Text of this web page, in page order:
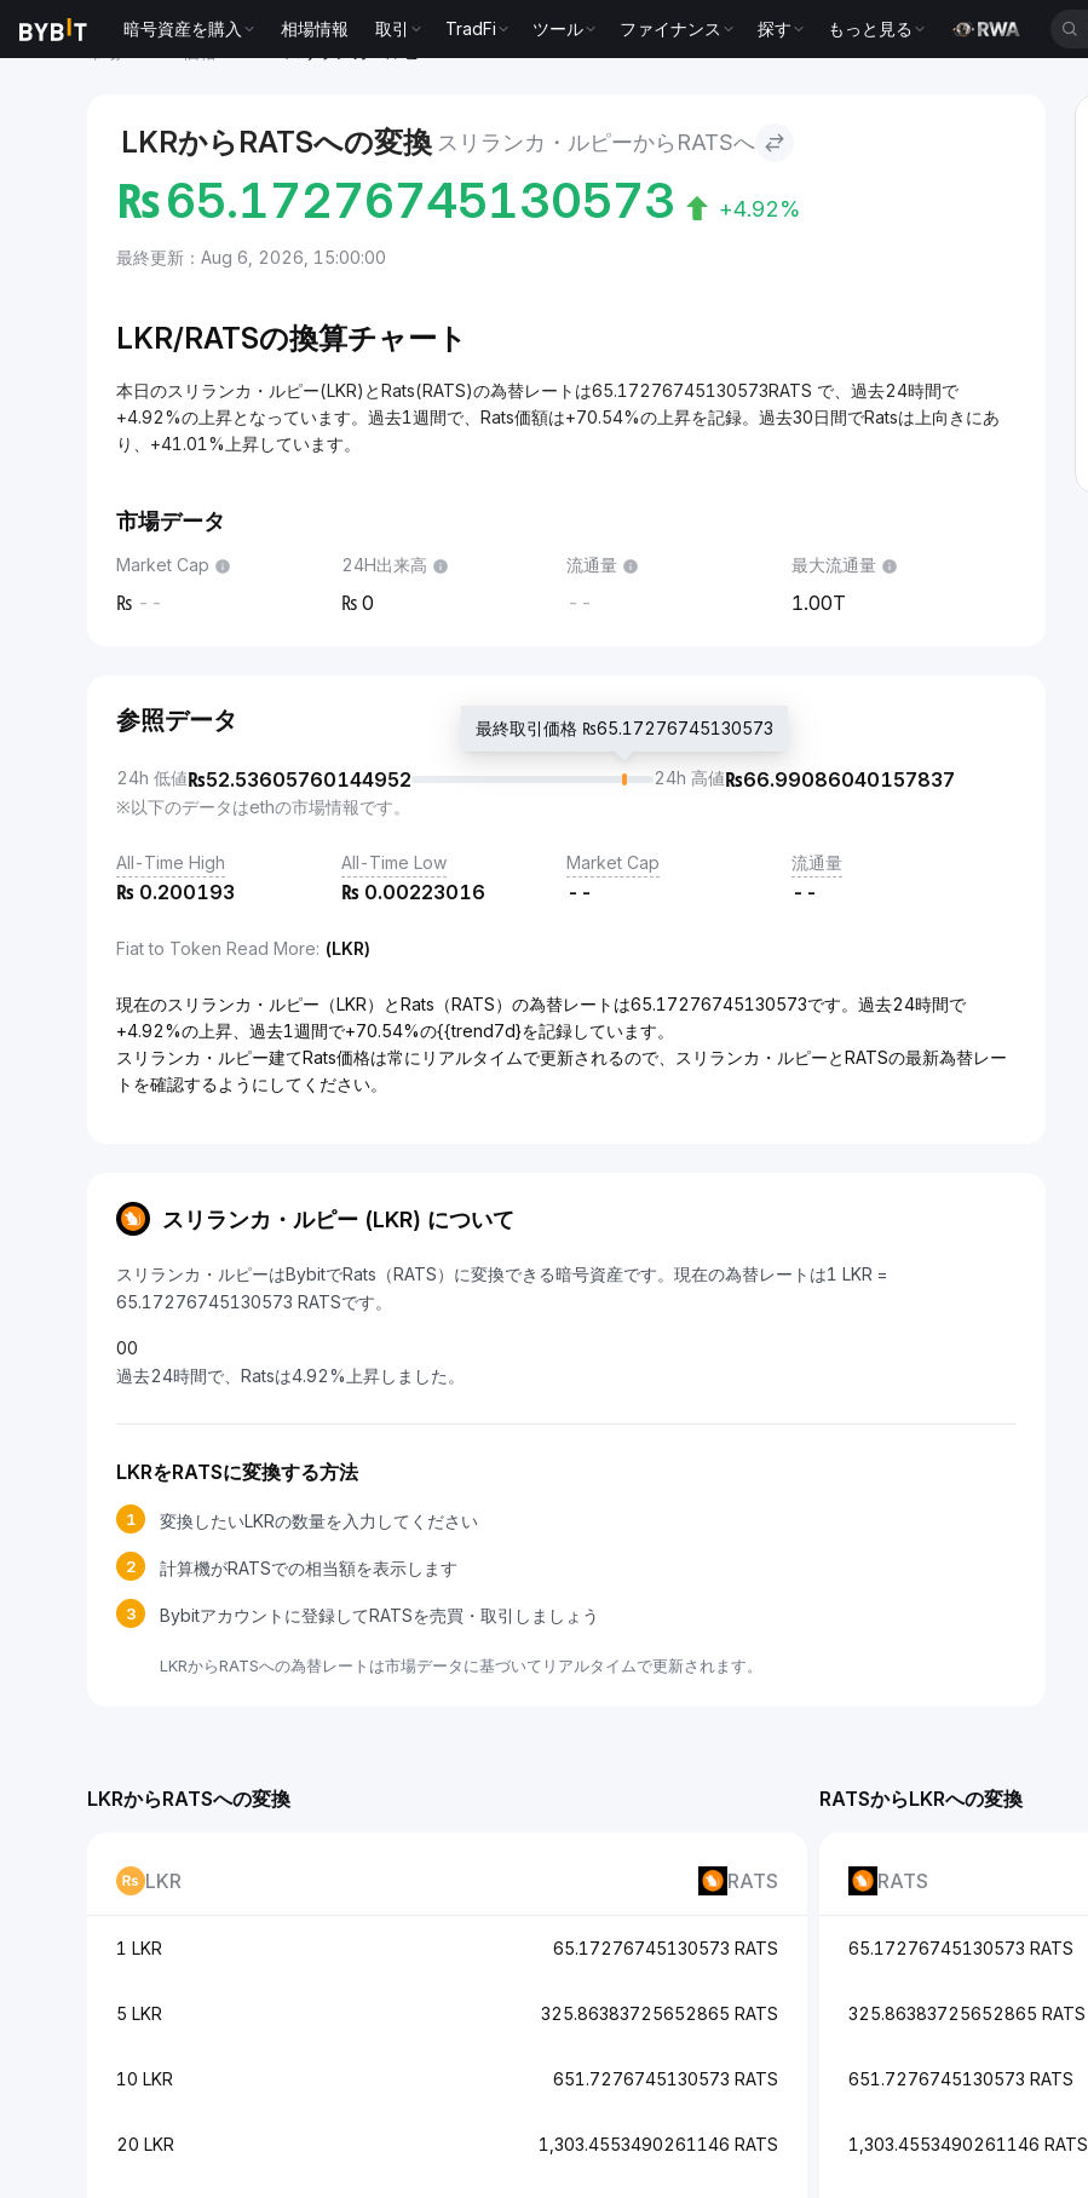
暗号資産を購入 相場情報 取引 TradFi ツール ファイナンス 探す もっと見る
LKRからRATSへの変換 スリランカ・ルピーからRATSへ
₨65.17276745130573 +4.92%
最終更新：Aug 6, 2026, 15:00:00
LKR/RATSの換算チャート
本日のスリランカ・ルピー(LKR)とRats(RATS)の為替レートは65.17276745130573RATS で、過去24時間で
+4.92%の上昇となっています。過去1週間で、Rats価額は+70.54%の上昇を記録。過去30日間でRatsは上向きにあ
り、+41.01%上昇しています。
市場データ
Market Cap
--
24H出来高
0
流通量
--
最大流通量
1.00T
参照データ
24h 低値₨52.53605760144952
最終取引価格 ₨65.17276745130573
24h 高値₨66.99086040157837
※以下のデータはethの市場情報です。
All-Time High
₨ 0.200193
All-Time Low
₨ 0.00223016
Market Cap
--
流通量
--
Fiat to Token Read More: (LKR)
現在のスリランカ・ルピー（LKR）とRats（RATS）の為替レートは65.17276745130573です。過去24時間で
+4.92%の上昇、過去1週間で+70.54%の{{trend7d}を記録しています。
スリランカ・ルピー建てRats価格は常にリアルタイムで更新されるので、スリランカ・ルピーとRATSの最新為替レー
トを確認するようにしてください。
スリランカ・ルピー (LKR) について
スリランカ・ルピーはBybitでRats（RATS）に変換できる暗号資産です。現在の為替レートは1 LKR =
65.17276745130573 RATSです。
00
過去24時間で、Ratsは4.92%上昇しました。
LKRをRATSに変換する方法
1 変換したいLKRの数量を入力してください
2 計算機がRATSでの相当額を表示します
3 Bybitアカウントに登録してRATSを売買・取引しましょう
LKRからRATSへの為替レートは市場データに基づいてリアルタイムで更新されます。
RATSからLKRへの変換
RATS
65.17276745130573 RATS
325.86383725652865 RATS
651.7276745130573 RATS
1,303.4553490261146 RATS
LKRからRATSへの変換
LKR RATS
1 LKR 65.17276745130573 RATS
5 LKR 325.86383725652865 RATS
10 LKR 651.7276745130573 RATS
20 LKR 1,303.4553490261146 RATS